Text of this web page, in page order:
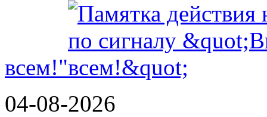
всем!"
04-08-2026